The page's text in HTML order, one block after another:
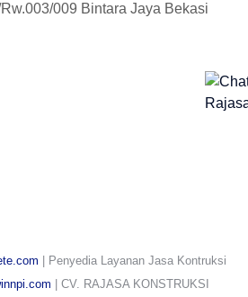
009 Bintara Jaya Bekasi
| Penyedia Layanan Jasa Kontruksi
| CV. RAJASA KONSTRUKSI